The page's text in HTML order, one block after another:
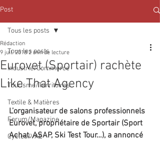
Post
Tous les posts
Industrie/Commerce
Tourisme/Territoires
Textile & Matières
Forum/Magazine
Cycles/VAE
Tous les posts
Eurovet (Sportair) rachète
Like That Agency
Rédaction
9 juil. 2018 2 min de lecture
L’organisateur de salons professionnels
Eurovet, propriétaire de Sportair (Sport
Achat, ASAP, Ski Test Tour…), a annoncé